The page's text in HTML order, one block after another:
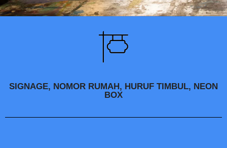
SIGNAGE, NOMOR RUMAH, HURUF TIMBUL, NEON
BOX